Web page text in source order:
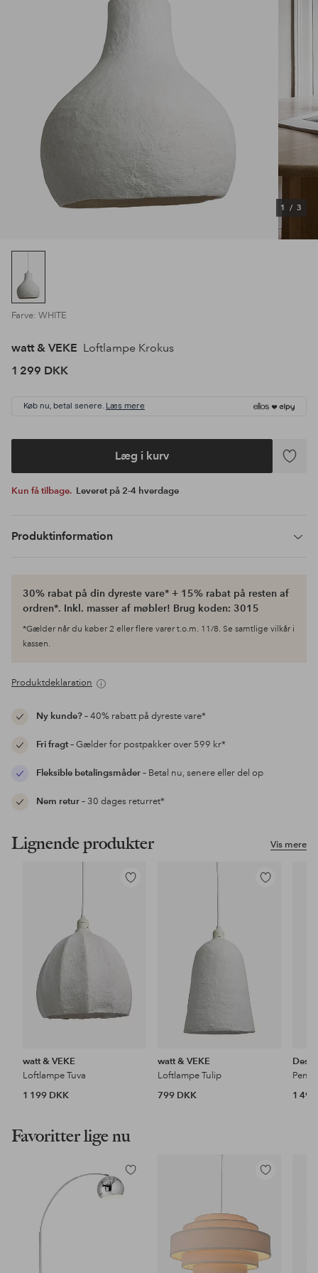
1 / 3
Farve: WHITE
watt & VEKE Loftlampe Krokus
1 299 DKK
Køb nu, betal senere. Læs mere
Læg i kurv
Tilføj
Kun få tilbage. Leveret på 2-4 hverdage
Produktinformation
30% rabat på din dyreste vare* + 15% rabat på resten af
ordren*. Inkl. masser af møbler! Brug koden: 3015
*Gælder når du køber 2 eller flere varer t.o.m. 11/8. Se samtlige vilkår i
kassen.
Produktdeklaration
Ny kunde?– 40% rabatt på dyreste vare*
Fri fragt– Gælder for postpakker over 599 kr*
Fleksible betalingsmåder– Betal nu, senere eller del op
Nem retur– 30 dages returret*
Vis mere
Lignende produkter
Tilføj
watt & VEKE
Loftlampe Tuva
1 199 DKK
Tilføj
watt & VEKE
Loftlampe Tulip
799 DKK
1
Favoritter lige nu
Tilføj
til
Tilføj